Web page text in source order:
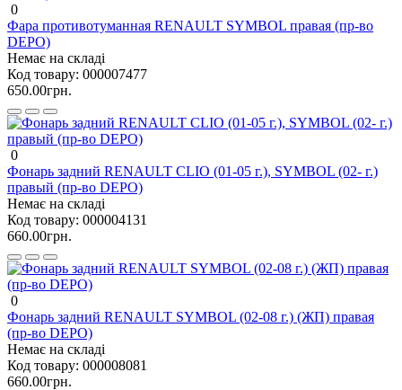
0
Фара противотуманная RENAULT SYMBOL правая (пр-во
DEPO)
Немає на складі
Код товару: 000007477
650.00грн.
0
Фонарь задний RENAULT CLIO (01-05 г.), SYMBOL (02- г.)
правый (пр-во DEPO)
Немає на складі
Код товару: 000004131
660.00грн.
0
Фонарь задний RENAULT SYMBOL (02-08 г.) (ЖП) правая
(пр-во DEPO)
Немає на складі
Код товару: 000008081
660.00грн.